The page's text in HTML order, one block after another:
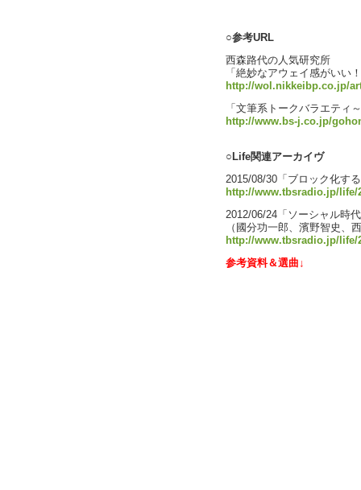
○参考URL
西森路代の人気研究所
「絶妙なアウェイ感がいい
http://wol.nikkeibp.co.jp/
「文筆系トークバラエティ
http://www.bs-j.co.jp/
○Life関連アーカイヴ
2015/08/30「ブロック化す
http://www.tbsradio.jp/life/
2012/06/24「ソーシャル時
（國分功一郎、濱野智史、
http://www.tbsradio.jp/life/
参考資料＆選曲↓